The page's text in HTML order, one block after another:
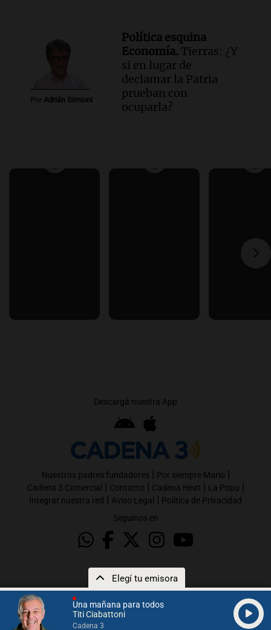
Una mañana para todos
Titi Ciabattoni
Cadena 3
Elegí tu emisora
Por Adrián Simioni
Política esquina
Economía. Tierras: ¿Y
si en lugar de
declamar la Patria
prueban con
ocuparla?
Descargá nuestra App
Nuestros padres fundadores | Por siempre Mario |
Cadena 3 Comercial | Contacto | Cadena Heat | La Popu |
Integrar nuestra red | Aviso Legal | Política de Privacidad
Seguinos en